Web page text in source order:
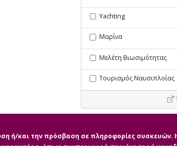
Yachting
Μαρίνα
Μελέτη Βιωσιμότητας
Τουρισμός Ναυσιπλοίας
ή/και την πρόσβαση σε πληροφορίες συσκευών.